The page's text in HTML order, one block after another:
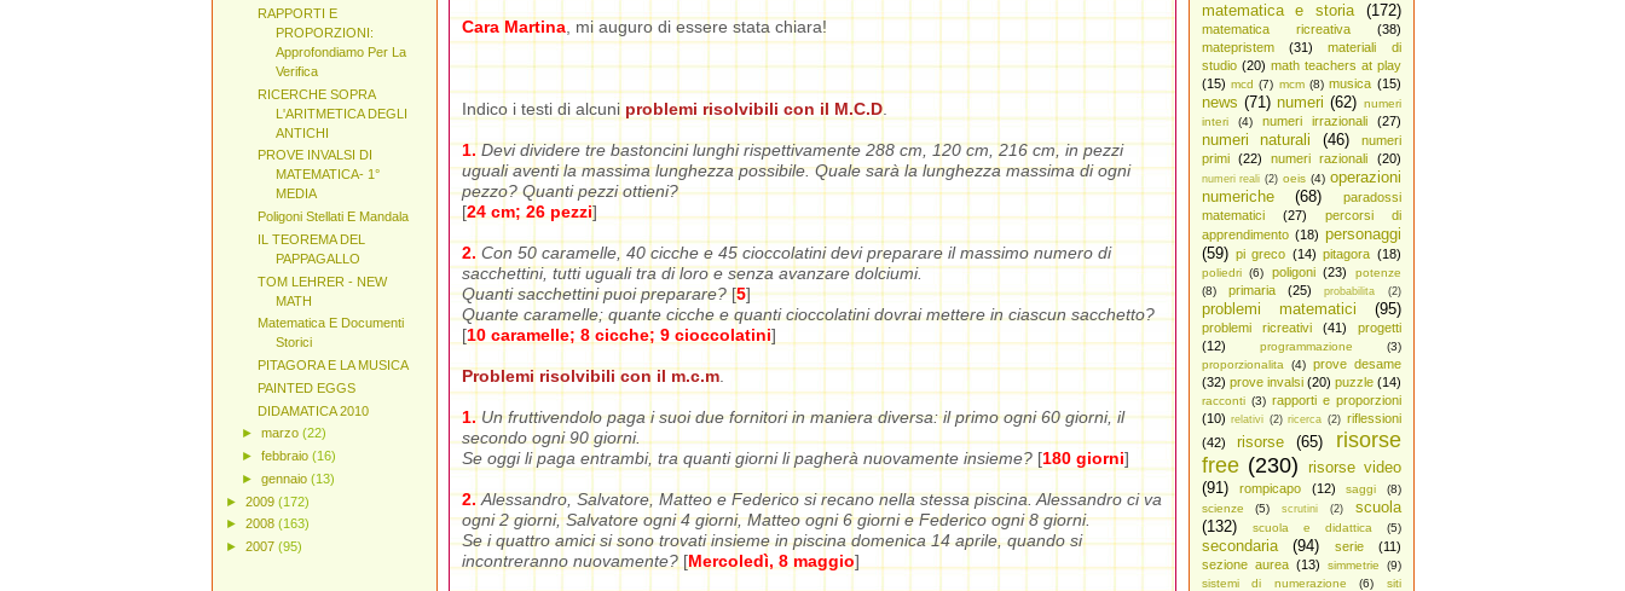
matematica e storia (172)
matematica ricreativa
(38)
matepristem
(31)
materiali di
studio (20) math teachers at play
(15) mcd (7) mcm (8) musica (15)
news (71) numeri (62) numeri
interi
(4) numeri irrazionali (27)
numeri naturali (46)
numeri
primi
(22) numeri razionali (20)
numeri reali (2) oeis (4) operazioni
numeriche
(68)
paradossi
matematici
(27)
percorsi di
apprendimento (18) personaggi
(59) pi greco (14) pitagora (18)
poliedri (6) poligoni (23)
potenze
(8)
primaria (25) probabilita (2)
problemi matematici (95)
problemi ricreativi (41)
progetti
(12)
programmazione
(3)
proporzionalita
(4) prove desame
(32) prove invalsi (20) puzzle (14)
racconti (3) rapporti e proporzioni
(10) relativi (2) ricerca (2) riflessioni
(42)
risorse (65)
risorse
free (230) risorse video
(91)
rompicapo (12) saggi
(8)
scienze
(5) scrutini (2)
scuola
(132)
scuola e didattica (5)
secondaria (94) serie
(11)
sezione aurea (13) simmetrie
(9)
sistemi di numerazione
(6)
siti
Cara Martina, mi auguro di essere stata chiara!
Indico i testi di alcuni problemi risolvibili con il M.C.D.
1. Devi dividere tre bastoncini lunghi rispettivamente 288 cm, 120 cm, 216 cm, in pezzi
uguali aventi la massima lunghezza possibile. Quale sarà la lunghezza massima di ogni
pezzo? Quanti pezzi ottieni?
[24 cm; 26 pezzi]
2. Con 50 caramelle, 40 cicche e 45 cioccolatini devi preparare il massimo numero di
sacchettini, tutti uguali tra di loro e senza avanzare dolciumi.
Quanti sacchettini puoi preparare?[5]
Quante caramelle; quante cicche e quanti cioccolatini dovrai mettere in ciascun sacchetto?
[10 caramelle; 8 cicche; 9 cioccolatini]
Problemi risolvibili con il m.c.m.
1. Un fruttivendolo paga i suoi due fornitori in maniera diversa: il primo ogni 60 giorni, il
secondo ogni 90 giorni.
Se oggi li paga entrambi, tra quanti giorni li pagherà nuovamente insieme?[180 giorni]
2. Alessandro, Salvatore, Matteo e Federico si recano nella stessa piscina. Alessandro ci va
ogni 2 giorni, Salvatore ogni 4 giorni, Matteo ogni 6 giorni e Federico ogni 8 giorni.
Se i quattro amici si sono trovati insieme in piscina domenica 14 aprile, quando si
incontreranno nuovamente?[Mercoledì, 8 maggio]
RAPPORTI E
PROPORZIONI:
Approfondiamo Per La
Verifica
RICERCHE SOPRA
L'ARITMETICA DEGLI
ANTICHI
PROVE INVALSI DI
MATEMATICA- 1°
MEDIA
Poligoni Stellati E Mandala
IL TEOREMA DEL
PAPPAGALLO
TOM LEHRER - NEW
MATH
Matematica E Documenti
Storici
PITAGORA E LA MUSICA
PAINTED EGGS
DIDAMATICA 2010
► marzo (22)
► febbraio (16)
► gennaio (13)
► 2009 (172)
► 2008 (163)
► 2007 (95)